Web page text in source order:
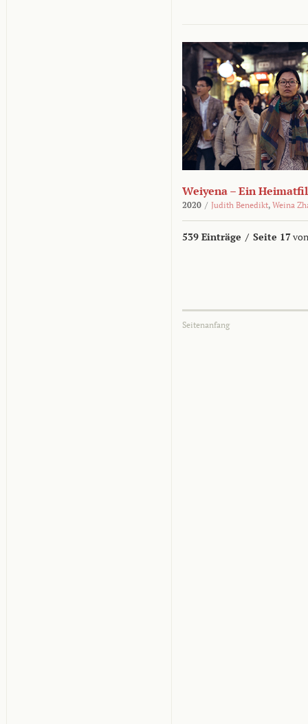
Weiyena – Ein
2020 / Judith Benedikt, Weina
539 Einträge / Seite 17
Seitenanfang